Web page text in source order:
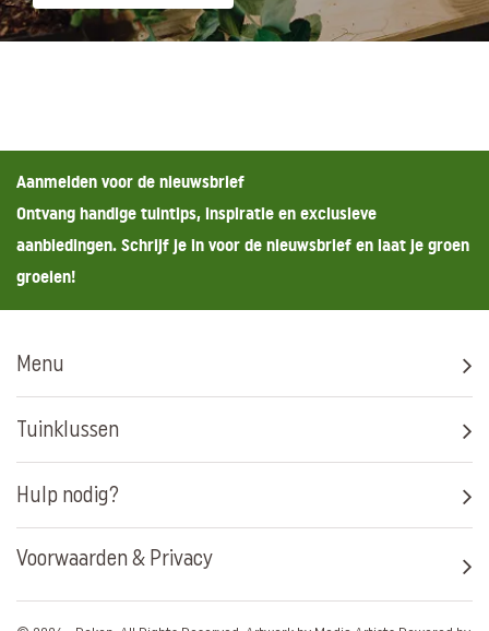
Aanmelden voor de nieuwsbrief
Ontvang handige tuintips, inspiratie en exclusieve
aanbiedingen. Schrijf je in voor de nieuwsbrief en laat je groen
groeien!
Menu
Tuinklussen
Hulp nodig?
Voorwaarden & Privacy